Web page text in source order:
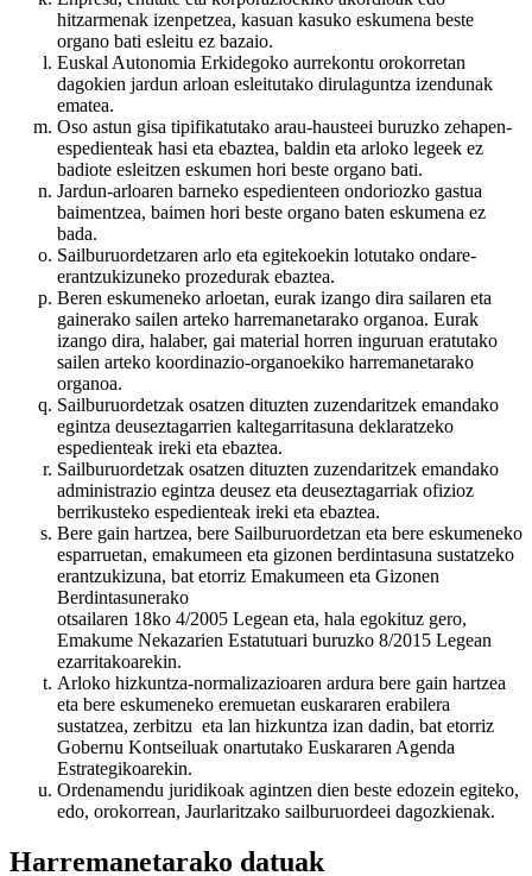
hitzarmenak izenpetzea, kasuan kasuko eskumena beste
organo bati esleitu ez bazaio.
Euskal Autonomia Erkidegoko aurrekontu orokorretan
dagokien jardun arloan esleitutako dirulaguntza izendunak
ematea.
Oso astun gisa tipifikatutako arau-hausteei buruzko zehapen-
espedienteak hasi eta ebaztea, baldin eta arloko legeek ez
badiote esleitzen eskumen hori beste organo bati.
Jardun-arloaren barneko espedienteen ondoriozko gastua
baimentzea, baimen hori beste organo baten eskumena ez
bada.
Sailburuordetzaren arlo eta egitekoekin lotutako ondare-
erantzukizuneko prozedurak ebaztea.
Beren eskumeneko arloetan, eurak izango dira sailaren eta
gainerako sailen arteko harremanetarako organoa. Eurak
izango dira, halaber, gai material horren inguruan eratutako
sailen arteko koordinazio-organoekiko harremanetarako
organoa.
Sailburuordetzak osatzen dituzten zuzendaritzek emandako
egintza deuseztagarrien kaltegarritasuna deklaratzeko
espedienteak ireki eta ebaztea.
Sailburuordetzak osatzen dituzten zuzendaritzek emandako
administrazio egintza deusez eta deuseztagarriak ofizioz
berrikusteko espedienteak ireki eta ebaztea.
Bere gain hartzea, bere Sailburuordetzan eta bere eskumeneko
esparruetan, emakumeen eta gizonen berdintasuna sustatzeko
erantzukizuna, bat etorriz Emakumeen eta Gizonen
Berdintasunerako
otsailaren 18ko 4/2005 Legean eta, hala egokituz gero,
Emakume Nekazarien Estatutuari buruzko 8/2015 Legean
ezarritakoarekin.
Arloko hizkuntza-normalizazioaren ardura bere gain hartzea
eta bere eskumeneko eremuetan euskararen erabilera
sustatzea, zerbitzu eta lan hizkuntza izan dadin, bat etorriz
Gobernu Kontseiluak onartutako Euskararen Agenda
Estrategikoarekin.
Ordenamendu juridikoak agintzen dien beste edozein egiteko,
edo, orokorrean, Jaurlaritzako sailburuordeei dagozkienak.
Harremanetarako datuak